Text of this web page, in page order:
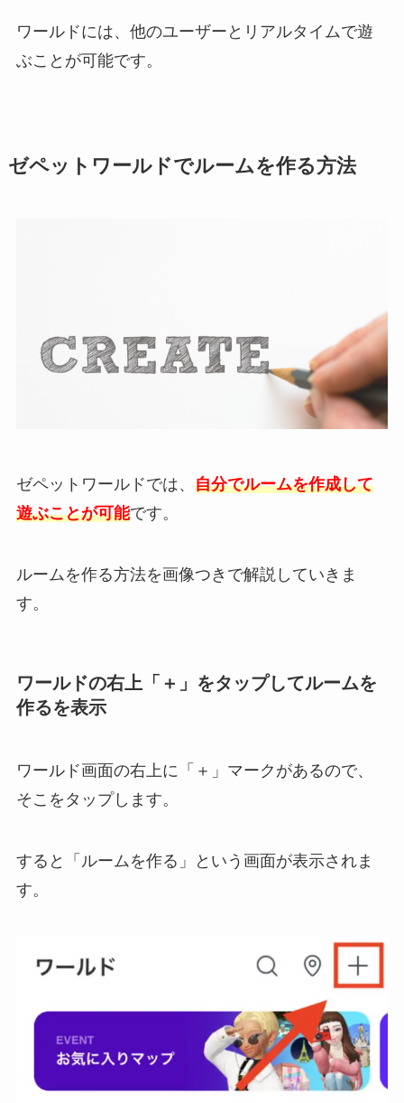
ワールドには、他のユーザーとリアルタイムで遊
ぶことが可能です。
ゼペットワールドでルームを作る方法
ゼペットワールドでは、 自分でルームを作成して
遊ぶことが可能です。
ルームを作る方法を画像つきで解説していきま
す。
ワールドの右上「＋」をタップしてルームを
作るを表示
ワールド画面の右上に「＋」マークがあるので、
そこをタップします。
すると「ルームを作る」という画面が表示されま
す。